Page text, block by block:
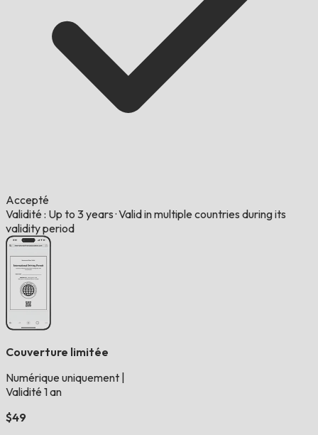
Accepté
Validité : Up to 3 years ·Valid in multiple countries during its
validity period
Couverture limitée
Numérique uniquement
Validité 1 an
$49